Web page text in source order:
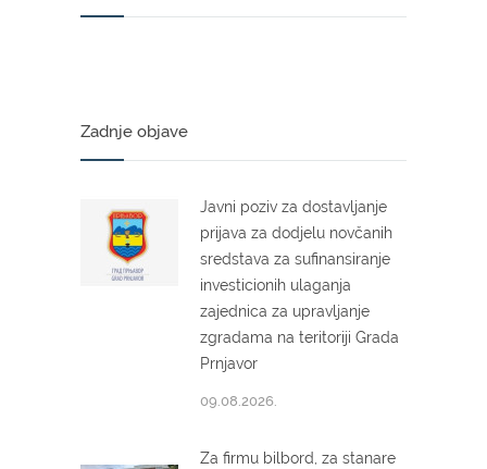
Zadnje objave
Javni poziv za dostavljanje
prijava za dodjelu novčanih
sredstava za sufinansiranje
investicionih ulaganja
zajednica za upravljanje
zgradama na teritoriji Grada
Prnjavor
09.08.2026.
Za firmu bilbord, za stanare